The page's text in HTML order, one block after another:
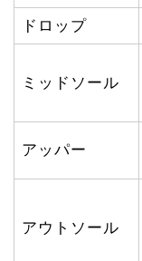
ドロップ
ミッドソール
アッパー
アウトソール